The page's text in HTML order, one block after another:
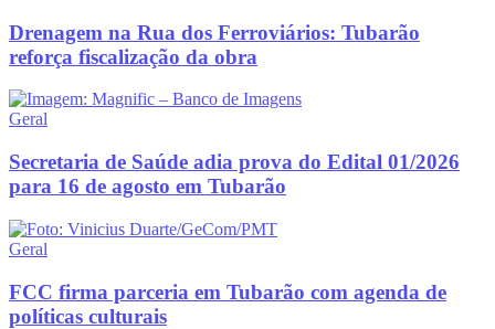
Drenagem na Rua dos Ferroviários: Tubarão
reforça fiscalização da obra
Geral
Secretaria de Saúde adia prova do Edital 01/2026
para 16 de agosto em Tubarão
Geral
FCC firma parceria em Tubarão com agenda de
políticas culturais